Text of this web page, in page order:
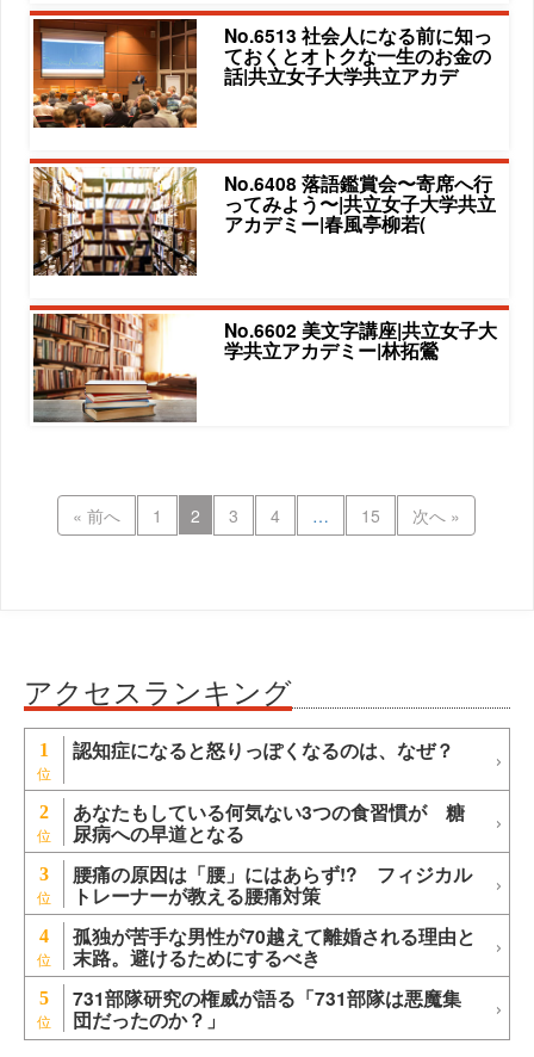
No.6513 社会人になる前に知っ
ておくとオトクな一生のお金の
話|共立女子大学共立アカデ
No.6408 落語鑑賞会〜寄席へ行
ってみよう〜|共立女子大学共立
アカデミー|春風亭柳若(
No.6602 美文字講座|共立女子大
学共立アカデミー|林拓鶯
« 前へ 1 2 3 4 … 15 次へ »
アクセスランキング
1 認知症になると怒りっぽくなるのは、なぜ？
2 あなたもしている何気ない3つの食習慣が 糖
尿病への早道となる
3 腰痛の原因は「腰」にはあらず!? フィジカル
トレーナーが教える腰痛対策
4 孤独が苦手な男性が70越えて離婚される理由と
末路。避けるためにするべき
5 731部隊研究の権威が語る「731部隊は悪魔集
団だったのか？」